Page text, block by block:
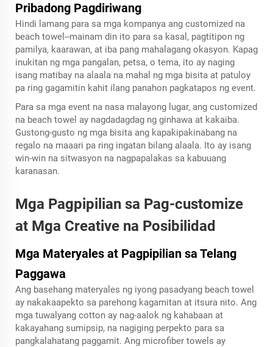
Pribadong Pagdiriwang
Hindi lamang para sa mga kompanya ang customized na
beach towel--mainam din ito para sa kasal, pagtitipon ng
pamilya, kaarawan, at iba pang mahalagang okasyon. Kapag
inukitan ng mga pangalan, petsa, o tema, ito ay naging
isang matibay na alaala na mahal ng mga bisita at patuloy
pa ring gagamitin kahit ilang panahon pagkatapos ng event.
Para sa mga event na nasa malayong lugar, ang customized
na beach towel ay nagdadagdag ng ginhawa at kakaiba.
Gustong-gusto ng mga bisita ang kapakipakinabang na
regalo na maaari pa ring ingatan bilang alaala. Ito ay isang
win-win na sitwasyon na nagpapalakas sa kabuuang
karanasan.
Mga Pagpipilian sa Pag-customize
at Mga Creative na Posibilidad
Mga Materyales at Pagpipilian sa Telang
Paggawa
Ang basehang materyales ng iyong pasadyang beach towel
ay nakakaapekto sa parehong kagamitan at itsura nito. Ang
mga tuwalyang cotton ay nag-aalok ng kahabaan at
kakayahang sumipsip, na nagiging perpekto para sa
pangkalahatang paggamit. Ang microfiber towels ay